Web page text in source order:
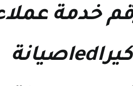
خدمة
كيراledصيانة